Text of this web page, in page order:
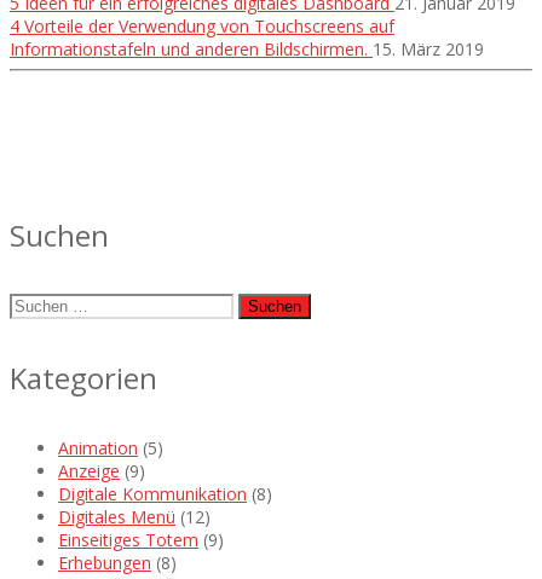
4 Vorteile der Verwendung von Touchscreens auf
Informationstafeln und anderen Bildschirmen. 15. März 2019
Suchen
Suche
nach:
Kategorien
Animation (5)
Anzeige (9)
Digitale Kommunikation (8)
Digitales Menü (12)
Einseitiges Totem (9)
Erhebungen (8)